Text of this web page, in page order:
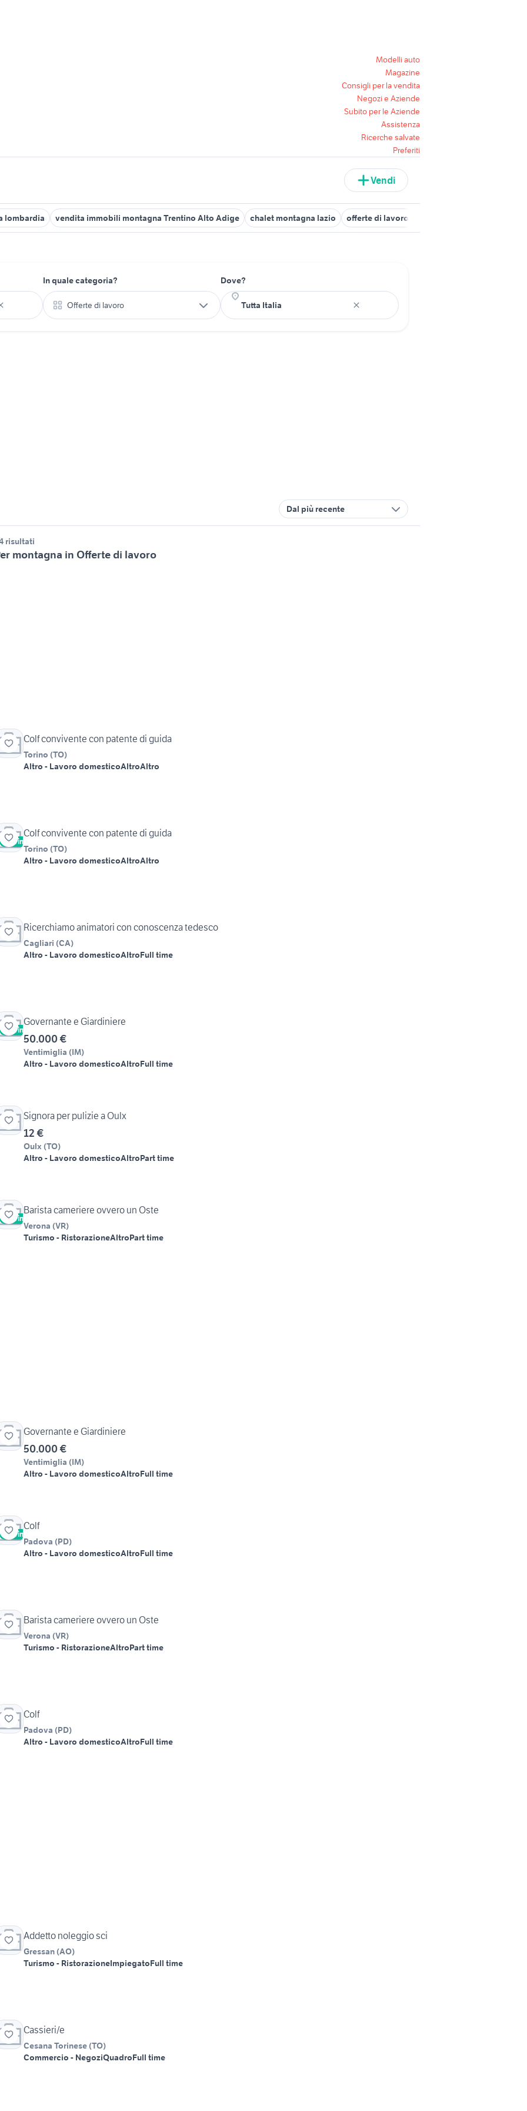
Modelli auto
Magazine
Consigli per la vendita
Negozi e Aziende
Subito per le Aziende
Assistenza
Ricerche salvate
Preferiti
Vendi
lombardia vendita immobili montagna Trentino Alto Adige chalet montagna lazio offerte di lavoro a parma
In quale categoria?
Offerte di lavoro
Dove?
Dal più recente
risultati
montagna in Offerte di lavoro
Colf convivente con patente di guida
Torino (TO)
Altro - Lavoro domesticoAltroAltro
Vetrina
Colf convivente con patente di guida
Torino (TO)
Altro - Lavoro domesticoAltroAltro
Ricerchiamo animatori con conoscenza tedesco
Cagliari (CA)
Altro - Lavoro domesticoAltroFull time
Vetrina
Governante e Giardiniere
50.000 €
Ventimiglia (IM)
Altro - Lavoro domesticoAltroFull time
Signora per pulizie a Oulx
12 €
Oulx (TO)
Altro - Lavoro domesticoAltroPart time
Vetrina
Barista cameriere ovvero un Oste
Verona (VR)
Turismo - RistorazioneAltroPart time
Governante e Giardiniere
50.000 €
Ventimiglia (IM)
Altro - Lavoro domesticoAltroFull time
Vetrina
Colf
Padova (PD)
Altro - Lavoro domesticoAltroFull time
Barista cameriere ovvero un Oste
Verona (VR)
Turismo - RistorazioneAltroPart time
Colf
Padova (PD)
Altro - Lavoro domesticoAltroFull time
Addetto noleggio sci
Gressan (AO)
Turismo - RistorazioneImpiegatoFull time
Cassieri/e
Cesana Torinese (TO)
Commercio - NegoziQuadroFull time